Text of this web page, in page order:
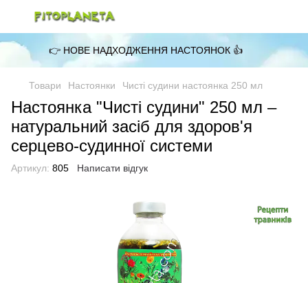
👉 НОВЕ НАДХОДЖЕННЯ НАСТОЯНОК 👍
Товари Настоянки Чисті судини настоянка 250 мл
Настоянка "Чисті судини" 250 мл –
натуральний засіб для здоров'я
серцево-судинної системи
Артикул: 805 Написати відгук